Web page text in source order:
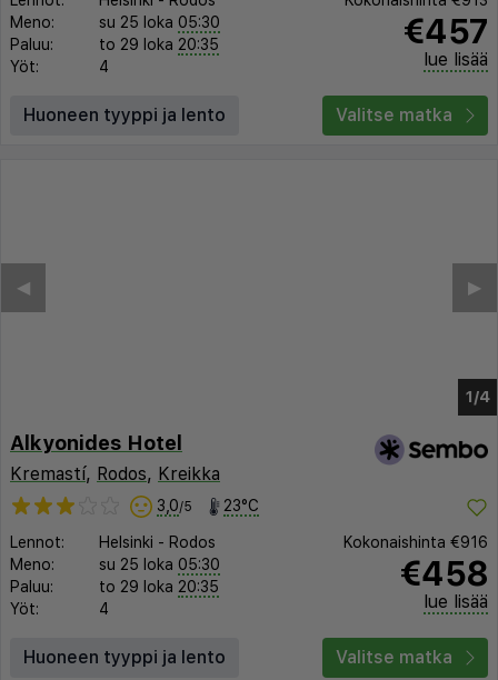
Meno:
su 25 loka 05:30
Paluu:
to 29 loka 20:35
Yöt:
4
€457
lue lisää
Huoneen tyyppi ja lento Valitse matka
Alkyonides Hotel
Kremastí, Rodos, Kreikka
3,0/5 23°C
Lennot: Helsinki - Rodos
Meno:
su 25 loka 05:30
Paluu:
to 29 loka 20:35
Yöt:
4
Kokonaishinta €916
€458
lue lisää
Huoneen tyyppi ja lento Valitse matka